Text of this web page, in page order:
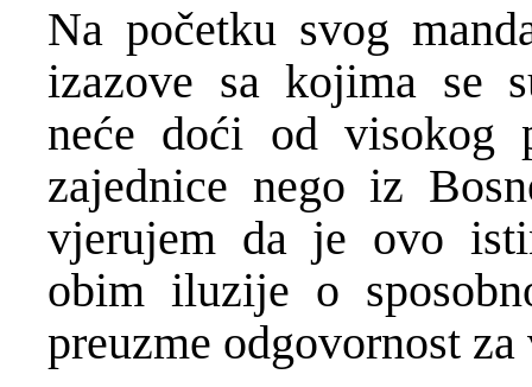
Na početku svog
izazove sa kojima se
neće doći od visokog
zajednice nego iz
vjerujem da je ovo
obim iluzije o
preuzme odgovornost